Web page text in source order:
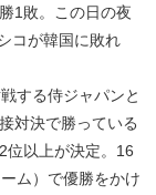
1敗。この日の夜
コが韓国に敗れ
する侍ジャパンと
対決で勝っている
位以上が決定。16
ム）で優勝をかけ